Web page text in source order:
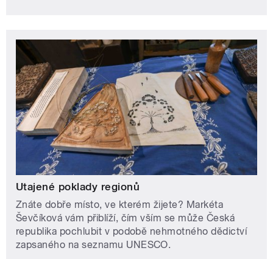
Utajené poklady regionů
Znáte dobře místo, ve kterém žijete? Markéta
Ševčíková vám přiblíží, čím vším se může Česká
republika pochlubit v podobě nehmotného dědictví
zapsaného na seznamu UNESCO.